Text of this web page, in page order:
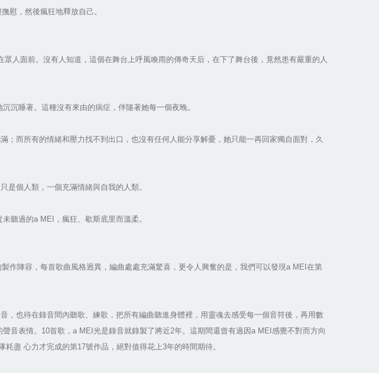
慰，然後瘋狂地釋放自己。
人面前。沒有人知道，這個在舞台上呼風喚雨的傳奇天后，在下了舞台後，竟然患有嚴重的人
沉睡著。這種沒有來由的病症，伴隨著她每一個夜晚。
而所有的情緒和壓力找不到出口，也沒有任何人能分享解憂，她只能一再回家獨自面對，久
是個人類，一個充滿情緒與自我的人類。
聽過的a MEI，瘋狂、歇斯底里而溫柔。
作陣容，每首歌曲風格迥異，編曲處處充滿驚喜，更令人興奮的是，我們可以發現a MEI在第
也待在錄音間內聽歌、練歌，把所有編曲聽進身體裡，用靈魂去感受每一個音符後，再用數
音表情。10首歌，a MEI光是錄音就錄製了將近2年。這期間還曾有過因a MEI感覺不對而方向
盡 心力才完成的第17號作品，絕對值得花上3年的時間期待。